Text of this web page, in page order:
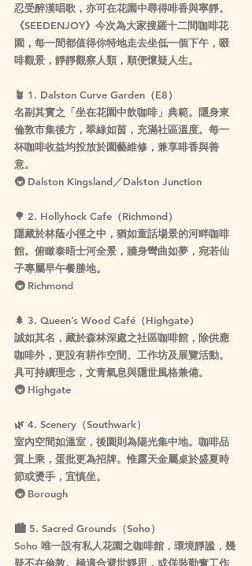
忍受醉漢唱歌，亦可在花園中尋得啡香與寧靜。
《SEEDENJOY》今次為大家搜羅十二間咖啡花
園，每一間都值得你特地走去坐低一個下午，啜
啡觀景，靜靜觀察人類，順便懷疑人生。
🪴 1. Dalston Curve Garden（E8）
名副其實之「坐在花園中飲咖啡」典範。隱身東
倫敦市集後方，翠綠如茵，充滿社區溫度。每一
杯咖啡收益均投放於園藝維修，兼享啡香與善
意。
🚇 Dalston Kingsland／Dalston Junction
🌳 2. Hollyhock Cafe（Richmond）
隱藏於林蔭小徑之中，猶如童話場景的河畔咖啡
館。俯瞰泰晤士河全景，牆身彎曲如夢，宛若仙
子專屬早午餐勝地。
🚇 Richmond
🌲 3. Queen’s Wood Café（Highgate）
誠如其名，藏於森林深處之社區咖啡館，除供應
咖啡外，更設有耕作空間、工作坊及展覽活動。
具可持續理念，文青氣息與隱世風格兼備。
🚇 Highgate
🌿 4. Scenery（Southwark）
室內空間如溫室，後園則為陽光集中地。咖啡品
質上乘，蛋批更為招牌。惟露天金屬桌於盛夏時
節或燙手，宜慎坐。
🚇 Borough
🏙️ 5. Sacred Grounds（Soho）
Soho 唯一設有私人花園之咖啡館，環境靜謐，幾
疑不在倫敦。極適合避世靜思，或佯裝勤奮工作